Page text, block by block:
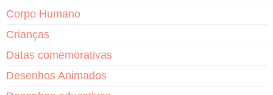
Corpo Humano
Crianças
Datas comemorativas
Desenhos Animados